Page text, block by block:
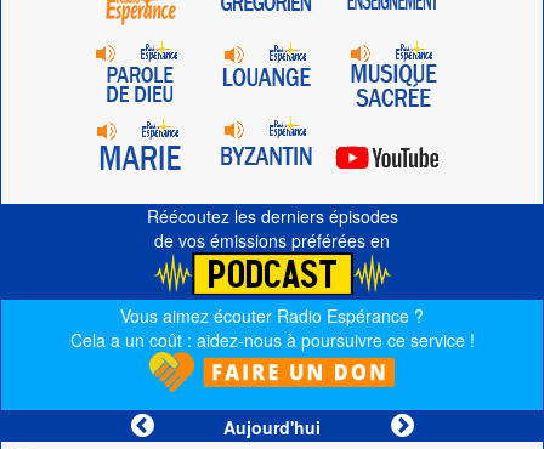
Réécoutez les derniers épisodes
de vos émissions préférées en
Vous aimez écouter Radio Espérance ?
Cela a un coût : aidez-nous à poursuivre ce service !
Aujourd'hui